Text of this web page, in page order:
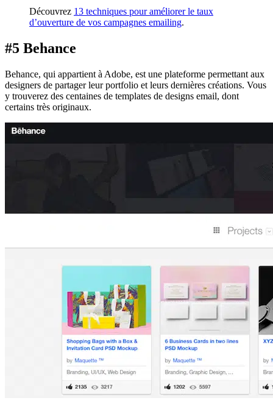
Découvrez 13 techniques pour améliorer le taux
d’ouverture de vos campagnes emailing.
#5 Behance
Behance, qui appartient à Adobe, est une plateforme permettant aux
designers de partager leur portfolio et leurs dernières créations. Vous
y trouverez des centaines de templates de designs email, dont
certains très originaux.